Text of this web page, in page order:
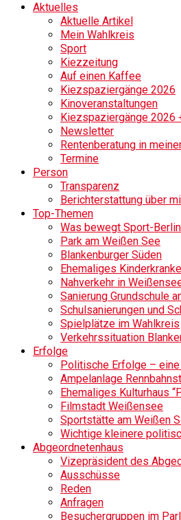
Aktuelles
Aktuelle Artikel
Mein Wahlkreis
Sport
Kiezzeitung
Auf einen Kaffee
Kiezspaziergänge 2026
Kinoveranstaltungen
Kiezspaziergänge 2026
Newsletter
Rentenberatung in
Termine
Person
Transparenz
Berichterstattung über
Top-Themen
Was bewegt Sport-
Park am Weißen See
Blankenburger Süden
Ehemaliges
Nahverkehr in
Sanierung Grundschule
Schulsanierungen und
Spielplätze im Wahlkreis
Verkehrssituation
Erfolge
Politische Erfolge –
Ampelanlage
Ehemaliges Kulturhaus
Filmstadt Weißensee
Sportstätte am Weißen
Wichtige kleinere
Abgeordnetenhaus
Vizepräsident des
Ausschüsse
Reden
Anfragen
Besuchergruppen im